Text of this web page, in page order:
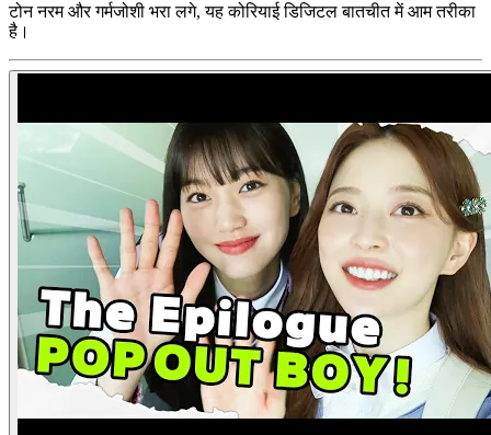
टोन नरम और गर्मजोशी भरा लगे, यह कोरियाई डिजिटल बातचीत में आम तरीका
है।